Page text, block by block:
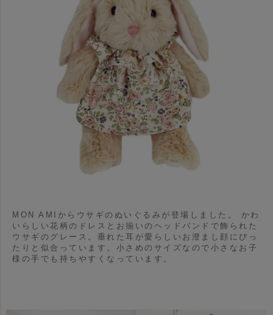
MON AMIからウサギのぬいぐるみが登場しました。
かわ
いらしい花柄のドレスとお揃いのヘッドバンドで飾られた
ウサギのグレース。 垂れた耳が愛らしいお澄まし顔にぴっ
たりと似合っています。 小さめのサイズなので小さなお子
様の手でも持ちやすくなっています。